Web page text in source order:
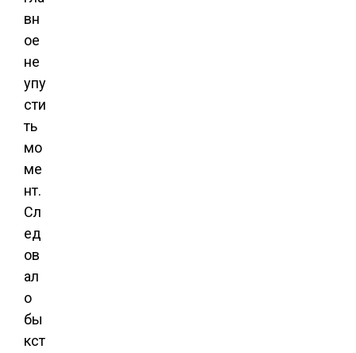
вн
ое
не
упу
сти
ть
мо
ме
нт.
Сл
ед
ов
ал
о
бы
кст